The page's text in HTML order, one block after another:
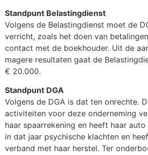
Standpunt Belastingdienst
Volgens de Belastingdienst moet de
verricht, zoals het doen van
contact met de boekhouder. Uit de
magere resultaten gaat de
€ 20.000.
Standpunt DGA
Volgens de DGA is dat ten onrechte.
activiteiten voor deze onderneming
haar spaarrekening en heeft haar
in dat jaar psychische klachten en
verband met haar herstel. Ter